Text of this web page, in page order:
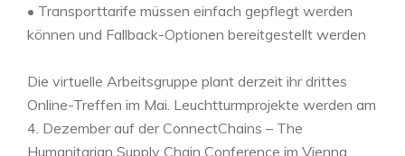
• Transporttarife müssen einfach gepflegt werden
können und Fallback-Optionen bereitgestellt werden
Die virtuelle Arbeitsgruppe plant derzeit ihr drittes
Online-Treffen im Mai. Leuchtturmprojekte werden am
4. Dezember auf der ConnectChains – The
Humanitarian Supply Chain Conference im Vienna